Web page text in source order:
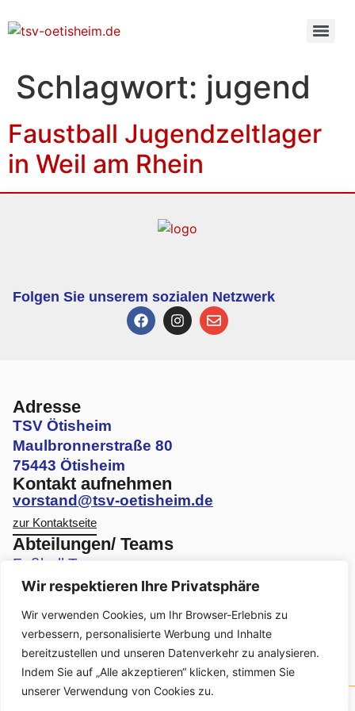
Wir respektieren Ihre Privatsphäre
Wir verwenden Cookies, um Ihr Browser-Erlebnis zu
verbessern, personalisierte Werbung und Inhalte
bereitzustellen und unseren Datenverkehr zu analysieren.
Indem Sie auf „Alle akzeptieren“ klicken, stimmen Sie
unserer Verwendung von Cookies zu.
Schlagwort: jugend
Faustball Jugendzeltlager
in Weil am Rhein
Folgen Sie unserem sozialen Netzwerk
Adresse
TSV Ötisheim
Maulbronnerstraße 80
75443 Ötisheim
Kontakt aufnehmen
vorstand@tsv-oetisheim.de
zur Kontaktseite
Abteilungen/ Teams
Fußball Teams
Volleyball Teams
Faustball Teams
Turnen Angebote